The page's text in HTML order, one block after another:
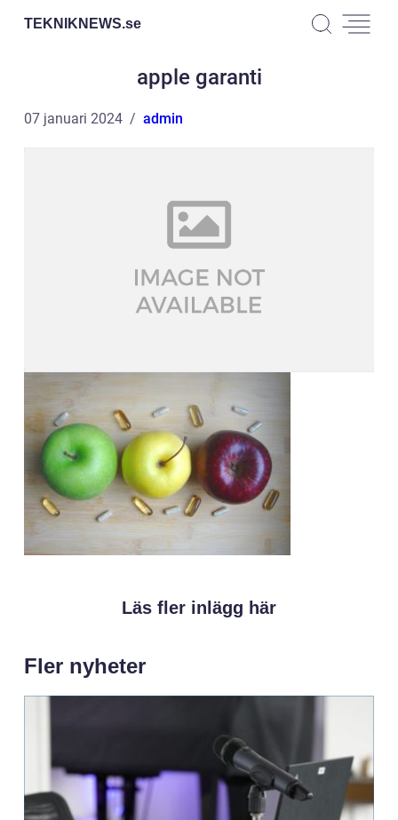
TEKNIKNEWS.se
apple garanti
07 januari 2024 admin
Läs fler inlägg här
Fler nyheter